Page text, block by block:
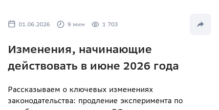
01.06.2026 9 мин 1 703
Изменения, начинающие
действовать в июне 2026 года
Рассказываем о ключевых изменениях
законодательства: продление эксперимента по